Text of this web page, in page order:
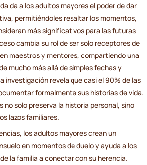
da a los adultos mayores el poder de dar
permitiéndoles resaltar los momentos,
más significativos para las futuras
cambia su rol de ser solo receptores de
maestros y mentores, compartiendo una
mucho más allá de simples fechas y
investigación revela que casi el 90% de las
formalmente sus historias de vida.
solo preserva la historia personal, sino
lazos familiares.
los adultos mayores crean un
en momentos de duelo y ayuda a los
la familia a conectar con su herencia.